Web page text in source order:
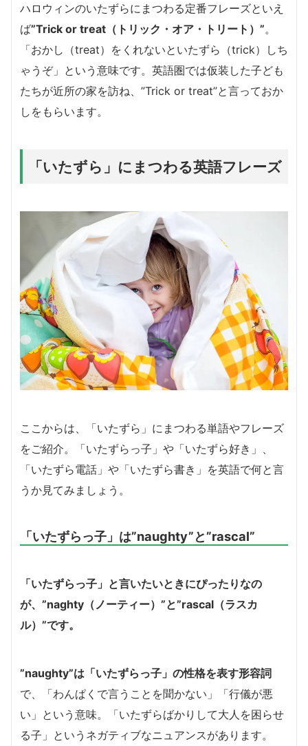
ハロウィンのいたずらにまつわる定番フレーズといえ
ば”Trick or treat（トリック・オア・トリート）”。
「おかし（treat）をくれないといたずら（trick）しち
ゃうぞ」という意味です。英語圏では仮装した子ども
たちが近所の家を訪ね、”Trick or treat”と言っておか
しをもらいます。
「いたずら」にまつわる英語フレーズ
ここからは、「いたずら」にまつわる単語やフレーズ
をご紹介。「いたずらっ子」や「いたずら好き」、
「いたずら電話」や「いたずら書き」を英語で何と言
うか見てみましょう。
「いたずらっ子」は”naughty”と”rascal”
「いたずらっ子」と言いたいときにぴったりなの
が、”naghty（ノーティー）”と”rascal（ラスカ
ル）”です。
”naughty”は「いたずらっ子」の性格を表す形容詞
で、「わんぱくで言うことを聞かない」「行儀が悪
い」という意味。「いたずらばかりして大人を困らせ
る子」というネガティブなニュアンスがあります。